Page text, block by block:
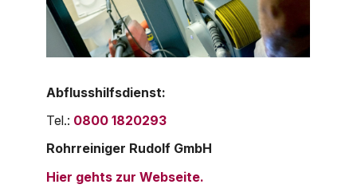
Abflusshilfsdienst:
Tel.: 0800 1820293
Rohrreiniger Rudolf GmbH
Hier gehts zur Webseite.